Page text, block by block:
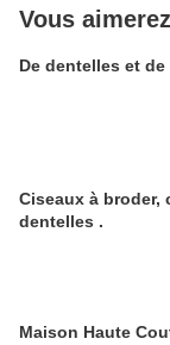
Vous
De dentelles et de
Ciseaux à broder,
dentelles .
Maison Haute